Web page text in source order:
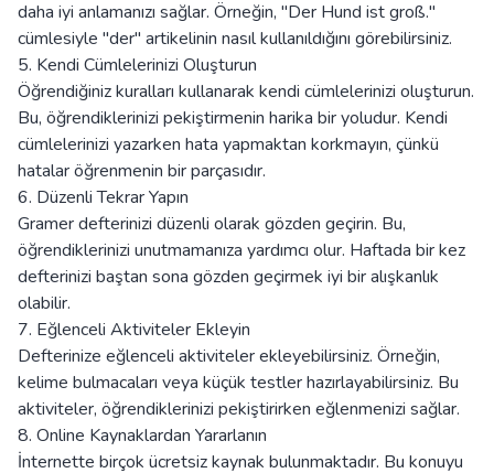
daha iyi anlamanızı sağlar. Örneğin, "Der Hund ist groß."
cümlesiyle "der" artikelinin nasıl kullanıldığını görebilirsiniz.
5. Kendi Cümlelerinizi Oluşturun
Öğrendiğiniz kuralları kullanarak kendi cümlelerinizi oluşturun.
Bu, öğrendiklerinizi pekiştirmenin harika bir yoludur. Kendi
cümlelerinizi yazarken hata yapmaktan korkmayın, çünkü
hatalar öğrenmenin bir parçasıdır.
6. Düzenli Tekrar Yapın
Gramer defterinizi düzenli olarak gözden geçirin. Bu,
öğrendiklerinizi unutmamanıza yardımcı olur. Haftada bir kez
defterinizi baştan sona gözden geçirmek iyi bir alışkanlık
olabilir.
7. Eğlenceli Aktiviteler Ekleyin
Defterinize eğlenceli aktiviteler ekleyebilirsiniz. Örneğin,
kelime bulmacaları veya küçük testler hazırlayabilirsiniz. Bu
aktiviteler, öğrendiklerinizi pekiştirirken eğlenmenizi sağlar.
8. Online Kaynaklardan Yararlanın
İnternette birçok ücretsiz kaynak bulunmaktadır. Bu konuyu